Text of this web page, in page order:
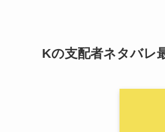
Kの支配者ネタバレ